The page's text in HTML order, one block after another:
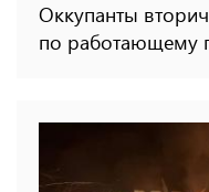
Оккупанты
по работающему